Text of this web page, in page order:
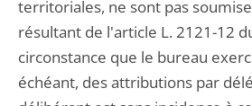
territoriales, ne sont pas
résultant de l'article L. 2121-12
circonstance que le bureau
échéant, des attributions par